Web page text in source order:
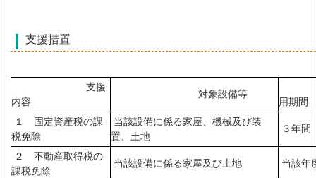
支援措置
支援
内容
対象設備等
用期間
１ 固定資産税の課
税免除
当該設備に係る家屋、機械及び装
置、土地
３年間
２ 不動産取得税の
課税免除
当該設備に係る家屋及び土地 当該年